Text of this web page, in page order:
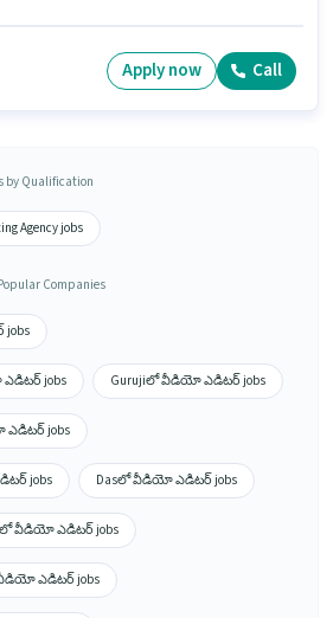
Apply now Call
by Qualification
Agency jobs
Companies
jobs Gurujiలో వీడియో ఎడిటర్ jobs
ఎడిటర్ jobs
jobs Dasలో వీడియో ఎడిటర్ jobs
వీడియో ఎడిటర్ jobs
వీడియో ఎడిటర్ jobs